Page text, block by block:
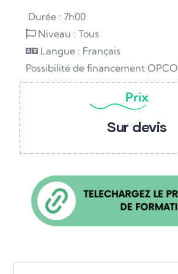
Durée : 7h00
Niveau : Tous
Langue : Français
Possibilité de financement OPCO
Prix
Sur devis